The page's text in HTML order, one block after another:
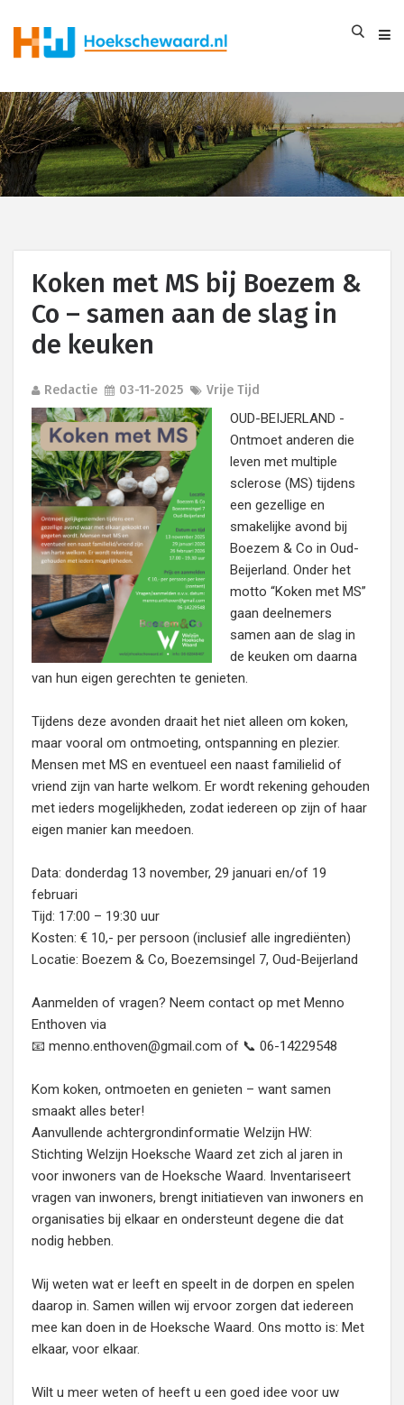
Koken met MS bij Boezem &
Co – samen aan de slag in
de keuken
Redactie 03-11-2025 Vrije Tijd
OUD-BEIJERLAND -
Ontmoet anderen die
leven met multiple
sclerose (MS) tijdens
een gezellige en
smakelijke avond bij
Boezem & Co in Oud-
Beijerland. Onder het
motto “Koken met MS”
gaan deelnemers
samen aan de slag in
de keuken om daarna
van hun eigen gerechten te genieten.
Tijdens deze avonden draait het niet alleen om koken,
maar vooral om ontmoeting, ontspanning en plezier.
Mensen met MS en eventueel een naast familielid of
vriend zijn van harte welkom. Er wordt rekening gehouden
met ieders mogelijkheden, zodat iedereen op zijn of haar
eigen manier kan meedoen.
Data: donderdag 13 november, 29 januari en/of 19
februari
Tijd: 17:00 – 19:30 uur
Kosten: € 10,- per persoon (inclusief alle ingrediënten)
Locatie: Boezem & Co, Boezemsingel 7, Oud-Beijerland
Aanmelden of vragen? Neem contact op met Menno
Enthoven via
📧 menno.enthoven@gmail.com of 📞 06-14229548
Kom koken, ontmoeten en genieten – want samen
smaakt alles beter!
Aanvullende achtergrondinformatie Welzijn HW:
Stichting Welzijn Hoeksche Waard zet zich al jaren in
voor inwoners van de Hoeksche Waard. Inventariseert
vragen van inwoners, brengt initiatieven van inwoners en
organisaties bij elkaar en ondersteunt degene die dat
nodig hebben.
Wij weten wat er leeft en speelt in de dorpen en spelen
daarop in. Samen willen wij ervoor zorgen dat iedereen
mee kan doen in de Hoeksche Waard. Ons motto is: Met
elkaar, voor elkaar.
Wilt u meer weten of heeft u een goed idee voor uw